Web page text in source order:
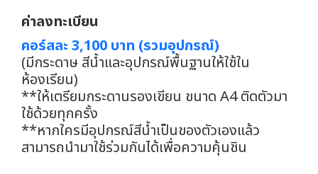
ค่าลงทะเบียน
คอร์สละ 3,100 บาท (รวมอุปกรณ์)
(มีกระดาษ สีน้ำและอุปกรณ์พื้นฐานให้ใช้ใน
ห้องเรียน)
**ให้เตรียมกระดานรองเขียน ขนาด A4 ติดตัวมา
ใช้ด้วยทุกครั้ง
**หากใครมีอุปกรณ์สีน้ำเป็นของตัวเองแล้ว
สามารถนำมาใช้ร่วมกันได้เพื่อความคุ้นชิน